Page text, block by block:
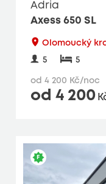
Adria
Axess 650 SL
Olomoucký
5 5
od 4 200 Kč/noc
od 4 200